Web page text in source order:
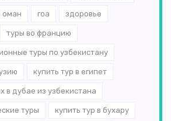
оман гоа здоровье
туры во францию
туры по узбекистану
купить тур в египет
в дубае из узбекистана
туры купить тур в бухару